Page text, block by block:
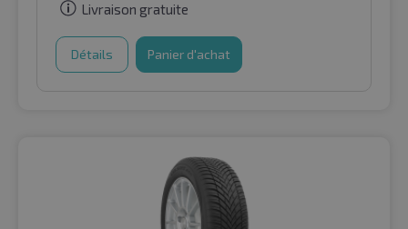
Livraison gratuite
Détails Panier d'achat